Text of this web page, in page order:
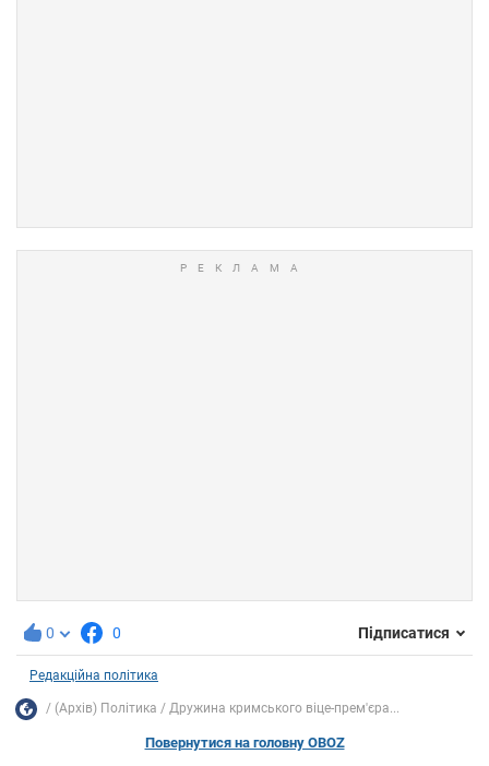
0 0 Підписатися
Редакційна політика
(Архів) Політика Дружина кримського віце-прем'єра...
Повернутися на головну OBOZ